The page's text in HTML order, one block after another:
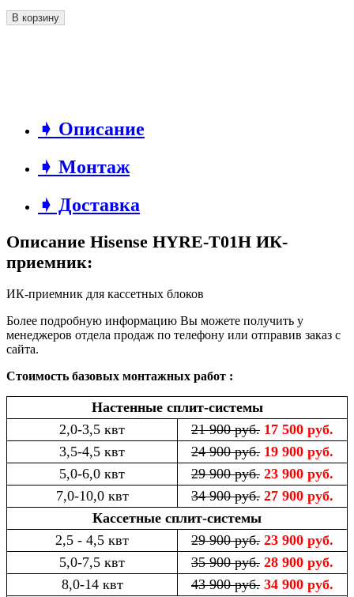
В корзину
➧ Описание
➧ Монтаж
➧ Доставка
Описание Hisense HYRE-T01H ИК-
приемник:
ИК-приемник для кассетных блоков
Более подробную информацию Вы можете получить у
менеджеров отдела продаж по телефону или отправив заказ с
сайта.
Стоимость базовых монтажных работ :
Настенные сплит-системы
2,0-3,5 квт
21 900 руб. 17 500 руб.
3,5-4,5 квт
24 900 руб. 19 900 руб.
5,0-6,0 квт
29 900 руб. 23 900 руб.
7,0-10,0 квт
34 900 руб. 27 900 руб.
Кассетные сплит-системы
2,5 - 4,5 квт
29 900 руб. 23 900 руб.
5,0-7,5 квт
35 900 руб. 28 900 руб.
8,0-14 квт
43 900 руб. 34 900 руб.